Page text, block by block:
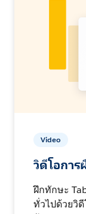
Video
วิดีโอกา
ฝึกทักษะ
ทั่วไปด้วยวิ